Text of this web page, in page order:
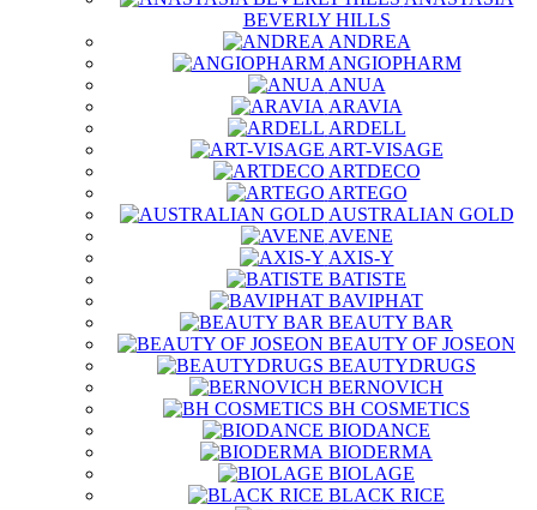
BEVERLY HILLS
ANDREA
ANGIOPHARM
ANUA
ARAVIA
ARDELL
ART-VISAGE
ARTDECO
ARTEGO
AUSTRALIAN GOLD
AVENE
AXIS-Y
BATISTE
BAVIPHAT
BEAUTY BAR
BEAUTY OF JOSEON
BEAUTYDRUGS
BERNOVICH
BH COSMETICS
BIODANCE
BIODERMA
BIOLAGE
BLACK RICE